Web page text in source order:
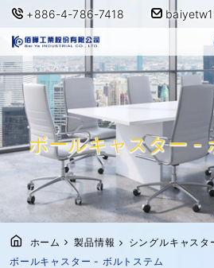
+886-4-786-7418
ボールキャスター -
ホーム 製品情報 シングルキャスタ
ボールキャスター - ボルトステム